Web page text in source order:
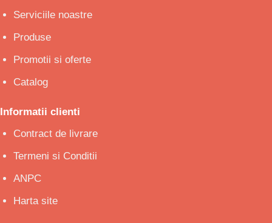
Serviciile noastre
Produse
Promotii si oferte
Catalog
Informatii clienti
Contract de livrare
Termeni si Conditii
ANPC
Harta site